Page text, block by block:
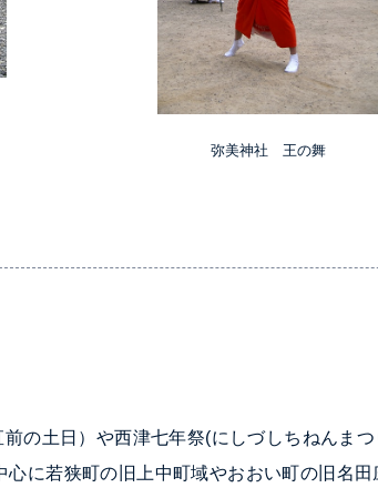
弥美神社 王の舞
前の土日）や西津七年祭(にしづしちねんま
に若狭町の旧上中町域やおおい町の旧名田